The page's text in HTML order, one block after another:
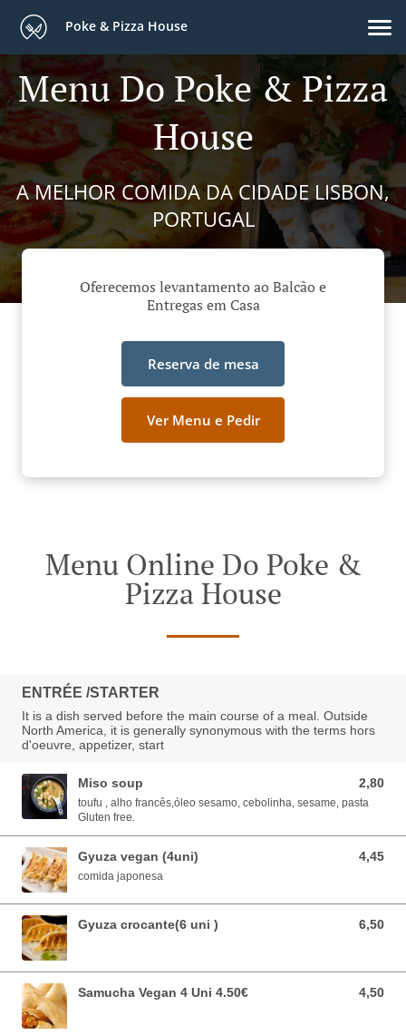
Poke & Pizza House
Menu Do Poke & Pizza
House
A MELHOR COMIDA DA CIDADE LISBON,
PORTUGAL
Oferecemos levantamento ao Balcão e
Entregas em Casa
Reserva de mesa
Ver Menu e Pedir
Menu Online Do Poke &
Pizza House
ENTRÉE /STARTER
It is a dish served before the main course of a meal. Outside
North America, it is generally synonymous with the terms hors
d'oeuvre, appetizer, start
Miso soup 2,80
2,80 EUR
toufu , alho francês,óleo sesamo, cebolinha, sesame, pasta
Gluten free.
Gyuza vegan (4uni) 4,45
4,45 EUR
comida japonesa
Gyuza crocante(6 uni ) 6,50
6,50 EUR
Samucha Vegan 4 Uni 4.50€ 4,50
4,50 EUR